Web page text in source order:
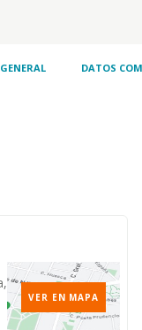
DATOS
VER EN MAPA